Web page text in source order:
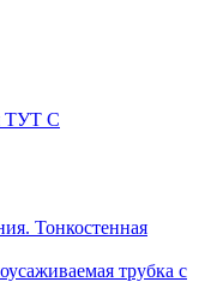
ТУТ С
Тонкостенная
трубка c